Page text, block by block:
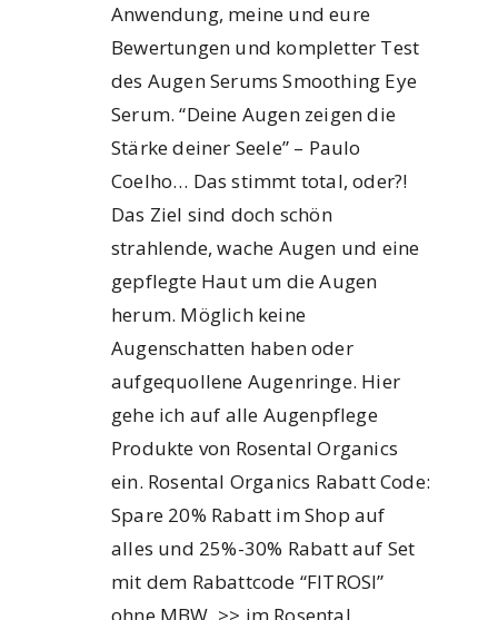
Anwendung, meine und eure
Bewertungen und kompletter Test
des Augen Serums Smoothing Eye
Serum. “Deine Augen zeigen die
Stärke deiner Seele” – Paulo
Coelho… Das stimmt total, oder?!
Das Ziel sind doch schön
strahlende, wache Augen und eine
gepflegte Haut um die Augen
herum. Möglich keine
Augenschatten haben oder
aufgequollene Augenringe. Hier
gehe ich auf alle Augenpflege
Produkte von Rosental Organics
ein. Rosental Organics Rabatt Code:
Spare 20% Rabatt im Shop auf
alles und 25%-30% Rabatt auf Set
mit dem Rabattcode “FITROSI”